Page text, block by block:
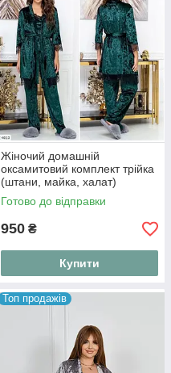
Жіночий домашній
оксамитовий комплект трійка
(штани, майка, халат)
розміри: 48, 50
Готово до відправки
950 ₴
Купити
Топ продажів